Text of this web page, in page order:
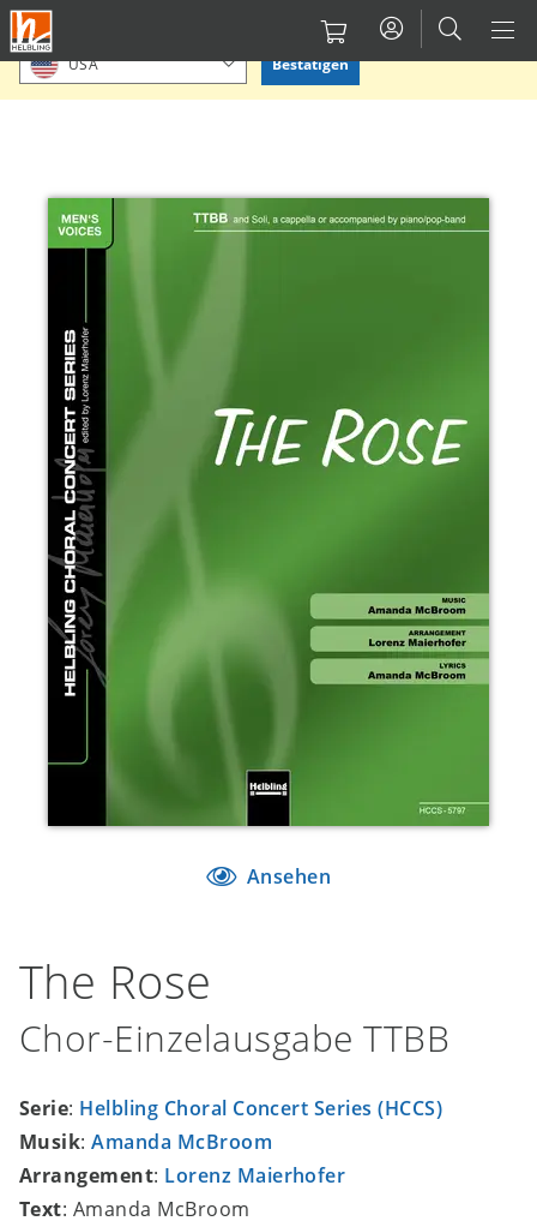
Direkt
zum
Inhalt
Bitte Standort bestätigen oder einen anderen auswählen.
USA Bestätigen
Ansehen
The Rose
Chor-Einzelausgabe TTBB
Serie: Helbling Choral Concert Series (HCCS)
Musik:Amanda McBroom
Arrangement: Lorenz Maierhofer
Text: Amanda McBroom